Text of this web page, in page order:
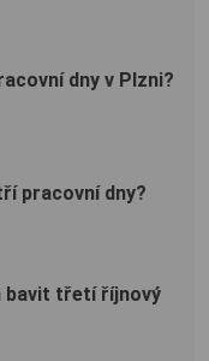
dny v Plzni?
pracovní dny?
bavit třetí říjnový